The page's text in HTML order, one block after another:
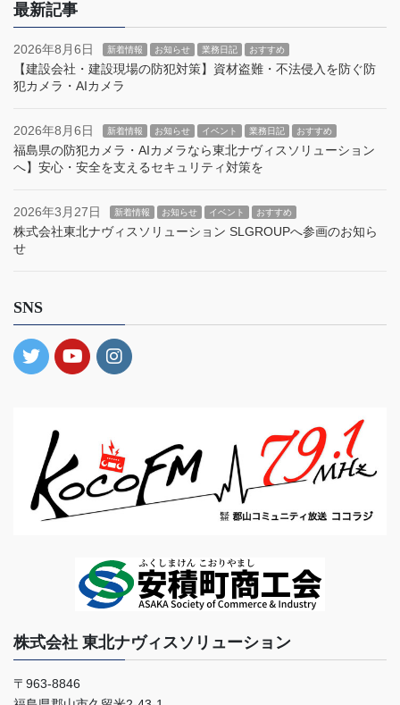
最新記事
2026年8月6日 新着情報 お知らせ 業務日記 おすすめ
【建設会社・建設現場の防犯対策】資材盗難・不法侵入を防ぐ防
犯カメラ・AIカメラ
2026年8月6日 新着情報 お知らせ イベント 業務日記 おすすめ
福島県の防犯カメラ・AIカメラなら東北ナヴィスソリューション
へ】安心・安全を支えるセキュリティ対策を
2026年3月27日 新着情報 お知らせ イベント おすすめ
株式会社東北ナヴィスソリューション SLGROUPへ参画のお知ら
せ
SNS
株式会社 東北ナヴィスソリューション
〒963-8846